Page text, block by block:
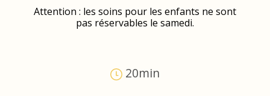
Attention : les soins pour les enfants ne sont
pas réservables le samedi.
20min